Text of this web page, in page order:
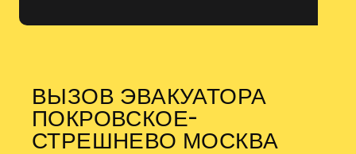
ВЫЗОВ ЭВАКУАТОРА
ПОКРОВСКОЕ-
СТРЕШНЕВО МОСКВА